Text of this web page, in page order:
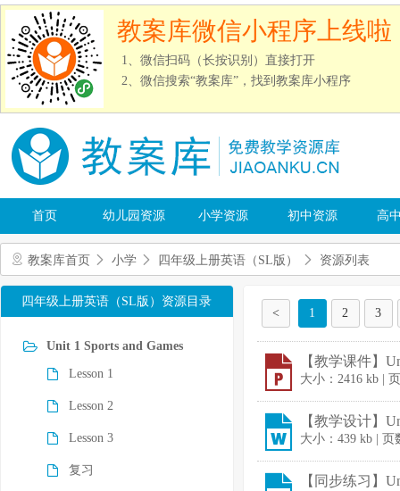
教案库微信小程序上线啦
1、微信扫码（长按识别）直接打开
2、微信搜索“教案库”，找到教案库小程序
首页 幼儿园资源 小学资源 初中资源 高
教案库首页 小学 四年级上册英语（SL版） 资源列表
四年级上册英语（SL版）资源目录
Unit 1 Sports and Games
Lesson 1
Lesson 2
Lesson 3
复习
< 1 2 3
【教学课件】
大小：2416 kb |
【教学设计】
大小：439 kb |
【同步练习】